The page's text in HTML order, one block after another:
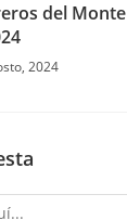
del Monte
2024